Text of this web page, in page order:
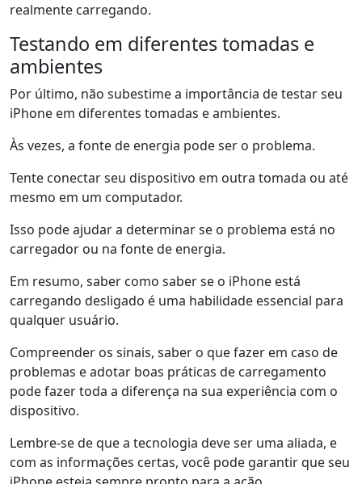
realmente carregando.
Testando em diferentes tomadas e
ambientes
Por último, não subestime a importância de testar seu
iPhone em diferentes tomadas e ambientes.
Às vezes, a fonte de energia pode ser o problema.
Tente conectar seu dispositivo em outra tomada ou até
mesmo em um computador.
Isso pode ajudar a determinar se o problema está no
carregador ou na fonte de energia.
Em resumo, saber como saber se o iPhone está
carregando desligado é uma habilidade essencial para
qualquer usuário.
Compreender os sinais, saber o que fazer em caso de
problemas e adotar boas práticas de carregamento
pode fazer toda a diferença na sua experiência com o
dispositivo.
Lembre-se de que a tecnologia deve ser uma aliada, e
com as informações certas, você pode garantir que seu